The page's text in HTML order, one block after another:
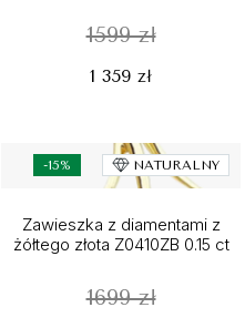
1599 zł
1 359 zł
-15% NATURALNY
Zawieszka z diamentami z
żółtego złota Z0410ZB 0.15 ct
1699 zł